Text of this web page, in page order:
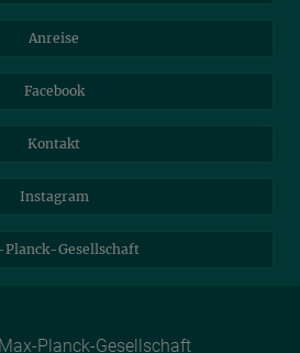
Anreise
Facebook
Kontakt
Instagram
Gesellschaft
Max-Planck-Gesellschaft